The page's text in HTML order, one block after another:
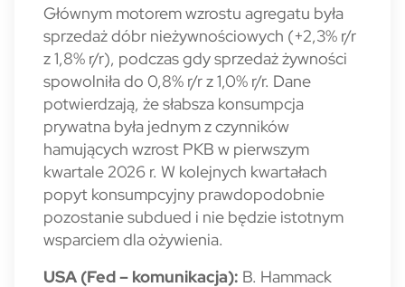
Głównym motorem wzrostu agregatu była
sprzedaż dóbr nieżywnościowych (+2,3% r/r
z 1,8% r/r), podczas gdy sprzedaż żywności
spowolniła do 0,8% r/r z 1,0% r/r. Dane
potwierdzają, że słabsza konsumpcja
prywatna była jednym z czynników
hamujących wzrost PKB w pierwszym
kwartale 2026 r. W kolejnych kwartałach
popyt konsumpcyjny prawdopodobnie
pozostanie subdued i nie będzie istotnym
wsparciem dla ożywienia.
USA (Fed – komunikacja): B. Hammack